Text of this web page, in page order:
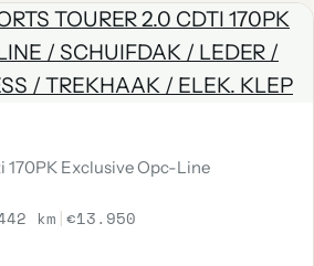
170PK Exclusive Opc-Line
km |€13.950